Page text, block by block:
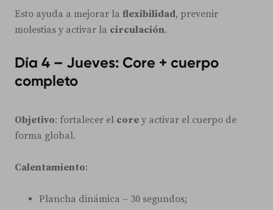
Esto ayuda a mejorar la flexibilidad, prevenir
molestias y activar la circulación.
Día 4 – Jueves: Core + cuerpo
completo
Objetivo: fortalecer el core y activar el cuerpo de
forma global.
Calentamiento:
Plancha dinámica – 30 segundos;